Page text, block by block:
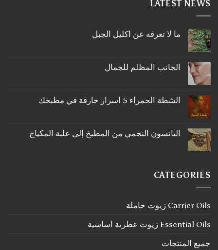
LATEST NEWS
ما لا تعرفه عن اكليل الجبل
على
ما
اكليل
الجبل
الجانب المظلم للجمال
على
الجانب
الشطة الحمراء 5 اسرار حارقة في مطبخك
على
الشطة
في
مطبخك
اليانسون النجمي من المطبخ إلى علبة المكياج
اليانسون
النجمي
علبة
المكياج
CATEGORIES
Carrier Oils زيوت حاملة
Essential Oils زيوت عطرية اساسية
جميع المنتجات